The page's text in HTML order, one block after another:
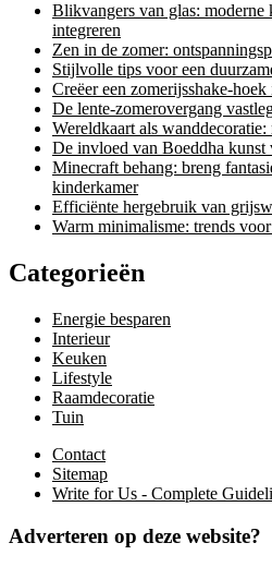
Blikvangers van glas:
integreren
Zen in de zomer:
Stijlvolle tips voor een
Creëer een zomerijsshake-
De lente-zomerovergang
Wereldkaart als
De invloed van Boeddha kunst
Minecraft behang: breng
kinderkamer
Efficiënte hergebruik van
Warm minimalisme: trends
Categorieën
Energie besparen
Interieur
Keuken
Lifestyle
Raamdecoratie
Tuin
Contact
Sitemap
Write for Us - Complete
Adverteren op deze website?